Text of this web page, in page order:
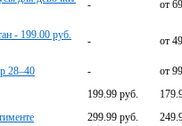
- от
- 199.00 руб.
- от
28–40 - от
199.99 руб.
299.99 руб.